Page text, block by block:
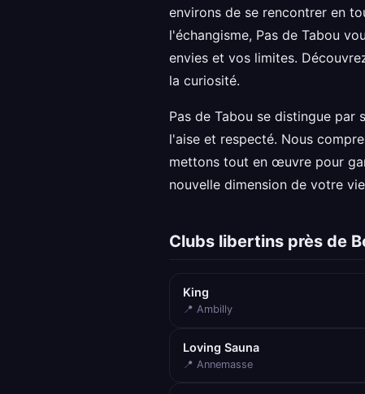
environs de se rencontrer en
l'échangisme, Pas de Tabou
envies et vos limites.
la curiosité.
Pas de Tabou se distingue par
l'aise et respecté. Nous
mettons tout en œuvre pour
nouvelle dimension de votre
Clubs libertins près de
King
📍 Ambilly
Loving Sauna
📍 Annemasse